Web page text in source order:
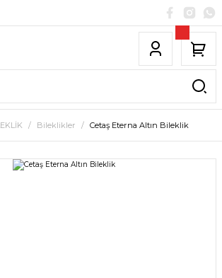
Bileklikler Cetaş Eterna Altın Bileklik